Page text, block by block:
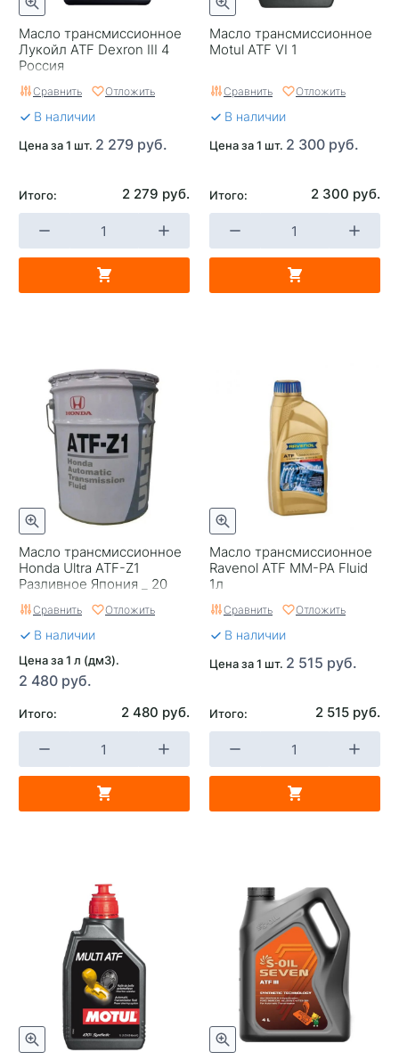
Масло трансмиссионное
Лукойл ATF Dexron III 4
Россия
Сравнить Отложить
В наличии
Цена за 1 шт. 2 279 руб.
Итого: 2 279 руб.
Масло трансмиссионное
Motul ATF VI 1
Сравнить Отложить
В наличии
Цена за 1 шт. 2 300 руб.
Итого: 2 300 руб.
Масло трансмиссионное
Honda Ultra ATF-Z1
Разливное Япония _ 20
Сравнить Отложить
В наличии
Цена за 1 л (дм3).
2 480 руб.
Итого: 2 480 руб.
Масло трансмиссионное
Ravenol ATF MM-PA Fluid
1л
Сравнить Отложить
В наличии
Цена за 1 шт. 2 515 руб.
Итого: 2 515 руб.